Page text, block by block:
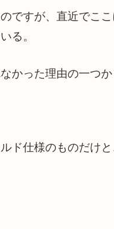
ですが、直近でこ
る。
かった理由の一つか
ド仕様のものだけ